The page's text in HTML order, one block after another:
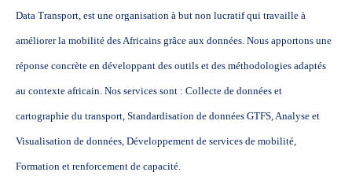
Data Transport, est une organisation à but non lucratif qui travaille à
améliorer la mobilité des Africains grâce aux données. Nous apportons une
réponse concrète en développant des outils et des méthodologies adaptés
au contexte africain. Nos services sont : Collecte de données et
cartographie du transport, Standardisation de données GTFS, Analyse et
Visualisation de données, Développement de services de mobilité,
Formation et renforcement de capacité.